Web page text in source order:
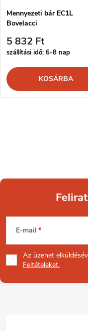
Mennyezeti bár EC1L
Bovelacci
5 832 Ft
szállítási idő: 6-8 nap
KOSÁRBA
L
á
b
E-mail
Az üzenet
Feltételeket.